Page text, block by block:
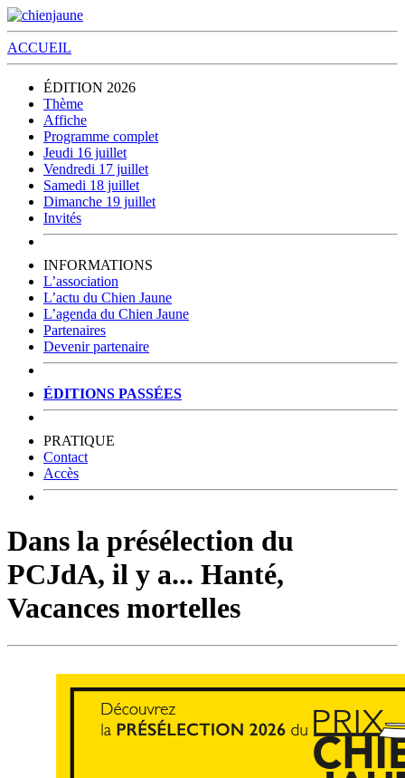
ACCUEIL
ÉDITION 2026
Thème
Affiche
Programme complet
Jeudi 16 juillet
Vendredi 17 juillet
Samedi 18 juillet
Dimanche 19 juillet
Invités
INFORMATIONS
L’association
L’actu du Chien Jaune
L’agenda du Chien Jaune
Partenaires
Devenir partenaire
ÉDITIONS PASSÉES
PRATIQUE
Contact
Accès
Dans la présélection du
PCJdA, il y a... Hanté,
Vacances mortelles